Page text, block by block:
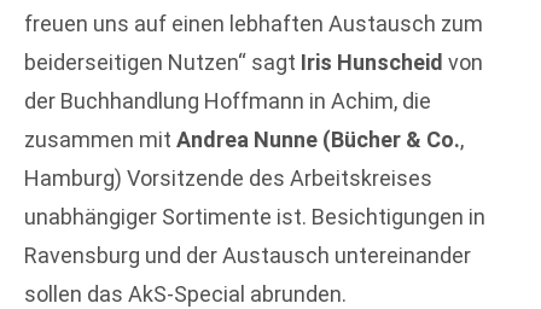
freuen uns auf einen lebhaften Austausch zum
beiderseitigen Nutzen“ sagt Iris Hunscheid von
der Buchhandlung Hoffmann in Achim, die
zusammen mit Andrea Nunne (Bücher & Co.,
Hamburg) Vorsitzende des Arbeitskreises
unabhängiger Sortimente ist. Besichtigungen in
Ravensburg und der Austausch untereinander
sollen das AkS-Special abrunden.